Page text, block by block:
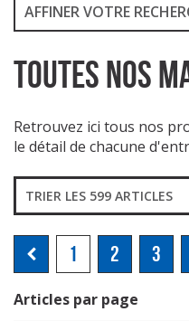
AFFINER VOTRE
Toutes nos
Retrouvez ici tous nos
le détail de chacune
TRIER LES 599 ARTICLES
1 2 3
Articles par page